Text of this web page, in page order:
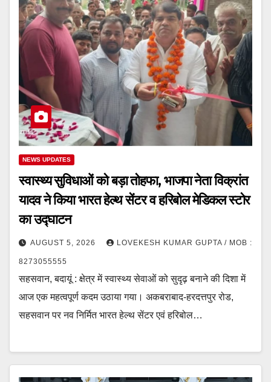
NEWS UPDATES
स्वास्थ्य सुविधाओं को बड़ा तोहफा, भाजपा नेता विक्रांत
यादव ने किया भारत हेल्थ सेंटर व हरिबोल मेडिकल स्टोर
का उद्घाटन
AUGUST 5, 2026 LOVEKESH KUMAR GUPTA / MOB :
8273055555
सहसवान, बदायूं : क्षेत्र में स्वास्थ्य सेवाओं को सुदृढ़ बनाने की दिशा में
आज एक महत्वपूर्ण कदम उठाया गया। अकबराबाद-हरदत्तपुर रोड,
सहसवान पर नव निर्मित भारत हेल्थ सेंटर एवं हरिबोल…